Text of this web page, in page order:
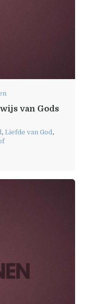
van Gods
, Liefde van God ,